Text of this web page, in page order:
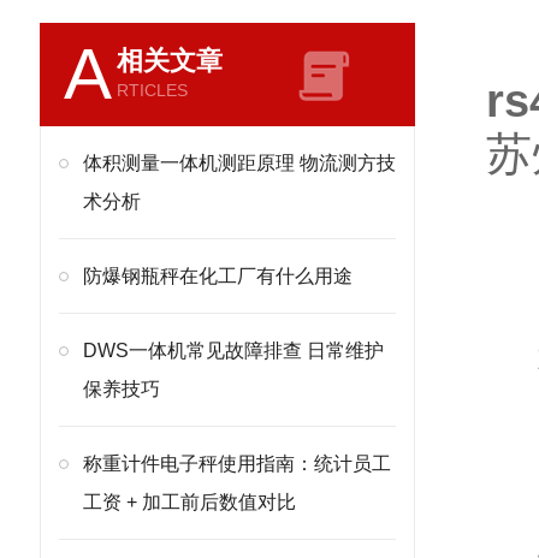
A相关文章
RTICLES
体积测量一体机测距原理 物流测方技
术分析
防爆钢瓶秤在化工厂有什么用途
DWS一体机常见故障排查 日常维护
保养技巧
称重计件电子秤使用指南：统计员工
工资 + 加工前后数值对比